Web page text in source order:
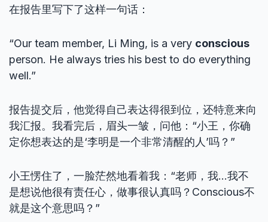
在报告里写下了这样一句话：
“Our team member, Li Ming, is a very conscious
person. He always tries his best to do everything
well.”
报告提交后，他觉得自己表达得很到位，还特意来向
我汇报。我看完后，眉头一皱，问他：“小王，你确
定你想表达的是‘李明是一个非常清醒的人’吗？”
小王愣住了，一脸茫然地看着我：“老师，我…我不
是想说他很有责任心，做事很认真吗？Conscious不
就是这个意思吗？”